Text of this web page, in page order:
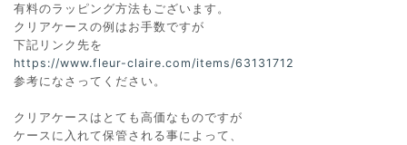
有料のラッピング方法もございます。
クリアケースの例はお手数ですが
下記リンク先を
https://www.fleur-claire.com/items/63131712
参考になさってください。
クリアケースはとても高価なものですが
ケースに入れて保管される事によって、